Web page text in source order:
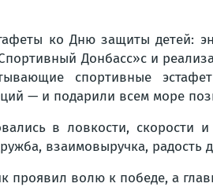
ко Дню защиты детей:
Донбасс»с и
спортивные
— и подарили всем море
в ловкости,
взаимовыручка, радость
проявил волю к победе, а